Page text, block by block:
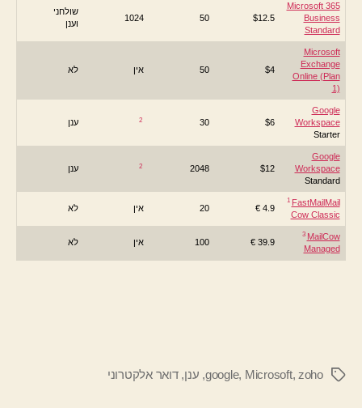
Microsoft 365
Business
Standard
$12.5
50
1024
שולחני
וענן
Microsoft
Exchange
Online (Plan
1)
$4
50 אין לא
Google
Workspace
Starter
$6
30
2 ענן
Google
Workspace
Standard
$12
2048
2 ענן
1 FastMailMail
Cow Classic
4.9 €
20 אין לא
3 MailCow
Managed
39.9 €
100 אין לא
תגיות google, Microsoft, zoho
, ענן,דואר אלקטרוני